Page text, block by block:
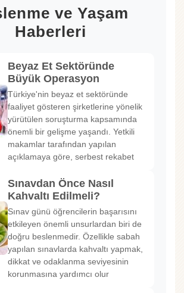
ve Yaşam
Haberleri
Beyaz Et Sektöründe
Büyük Operasyon
Türkiye'nin beyaz et sektöründe
faaliyet gösteren şirketlerine yönelik
yürütülen soruşturma kapsamında
önemli bir gelişme yaşandı. Yetkili
makamlar tarafından yapılan
açıklamaya göre, serbest rekabet
Sınavdan Önce Nasıl
Kahvaltı Edilmeli?
Sınav günü öğrencilerin başarısını
etkileyen önemli unsurlardan biri de
doğru beslenmedir. Özellikle sabah
yapılan sınavlarda kahvaltı yapmak,
dikkat ve odaklanma seviyesinin
korunmasına yardımcı olur